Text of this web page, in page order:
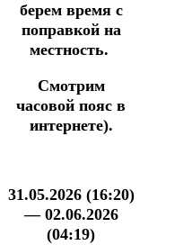
берем время с
поправкой на
местность.
Смотрим
часовой пояс в
интернете).
31.05.2026 (16:20)
— 02.06.2026
(04:19)